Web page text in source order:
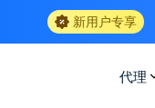
新用户专享
代理